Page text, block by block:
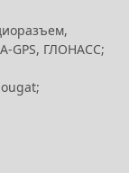
GPS, ГЛОНАСС;